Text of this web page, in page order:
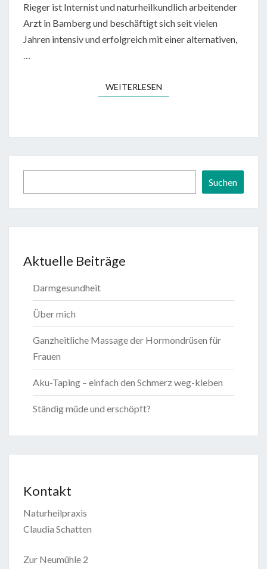
Rieger ist Internist und naturheilkundlich arbeitender
Arzt in Bamberg und beschäftigt sich seit vielen
Jahren intensiv und erfolgreich mit einer alternativen,
…
WEITERLESENWEITERLESEN
Suchen
Aktuelle Beiträge
Darmgesundheit
Über mich
Ganzheitliche Massage der Hormondrüsen für
Frauen
Aku-Taping – einfach den Schmerz weg-kleben
Ständig müde und erschöpft?
Kontakt
Naturheilpraxis
Claudia Schatten
Zur Neumühle 2